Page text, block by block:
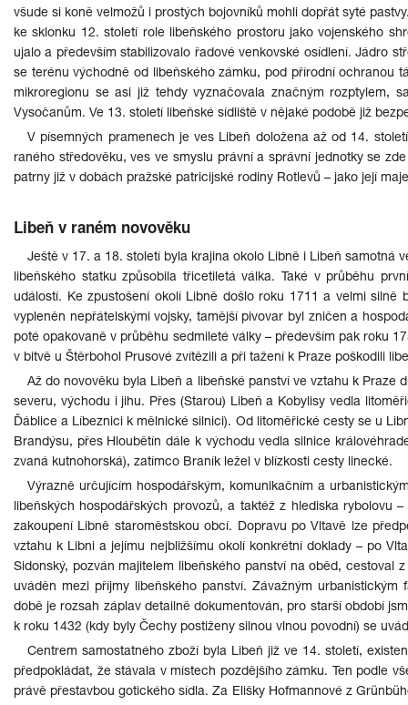
všude si koně velmožů i prostých bojovníků mohli dopřát syté
ke sklonku 12. století role libeňského prostoru jako vojenského
ujalo a především stabilizovalo řadové venkovské osídlení. Jádro
se terénu východně od libeňského zámku, pod přírodní ochranou
mikroregionu se asi již tehdy vyznačovala značným rozptylem,
Vysočanům. Ve 13. století libeňské sídliště v nějaké podobě již
V písemných pramenech je ves Libeň doložena až od 14.
raného středověku, ves ve smyslu právní a správní jednotky se
patrny již v dobách pražské patricijské rodiny Rotlevů – jako její
Libeň v raném novověku
Ještě v 17. a 18. století byla krajina okolo Libně i Libeň samotná
libeňského statku způsobila třicetiletá válka. Také v průběhu
událostí. Ke zpustošení okolí Libně došlo roku 1711 a velmi
vypleněn nepřátelskými vojsky, tamější pivovar byl zničen a
poté opakovaně v průběhu sedmileté války – především pak roku
v bitvě u Štěrbohol Prusové zvítězili a při tažení k Praze poškodili
Až do novověku byla Libeň a libeňské panství ve vztahu k
severu, východu i jihu. Přes (Starou) Libeň a Kobylisy vedla
Ďáblice a Líbeznici k mělnické silnici). Od litoměřické cesty se u
Brandýsu, přes Hloubětín dále k východu vedla silnice
zvaná kutnohorská), zatímco Braník ležel v blízkosti cesty linecké.
Výrazně určujícím hospodářským, komunikačním a
libeňských hospodářských provozů, a taktéž z hlediska rybolovu
zakoupení Libně staroměstskou obcí. Dopravu po Vltavě lze
vztahu k Libni a jejímu nejbližšímu okolí konkrétní doklady – po
Sidonský, pozván majitelem libeňského panství na oběd,
uváděn mezi příjmy libeňského panství. Závažným
době je rozsah záplav detailně dokumentován, pro starší období
k roku 1432 (kdy byly Čechy postiženy silnou vlnou povodní) se
Centrem samostatného zboží byla Libeň již ve 14. století,
předpokládat, že stávala v místech pozdějšího zámku. Ten podle
právě přestavbou gotického sídla. Za Elišky Hofmannové z